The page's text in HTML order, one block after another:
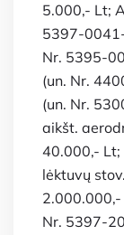
5.000,- Lt;
5397-
Nr. 5395-
(un. Nr.
(un. Nr.
aikšt.
40.000,- Lt;
lėktuvų
2.000.000,-
Nr. 5397-